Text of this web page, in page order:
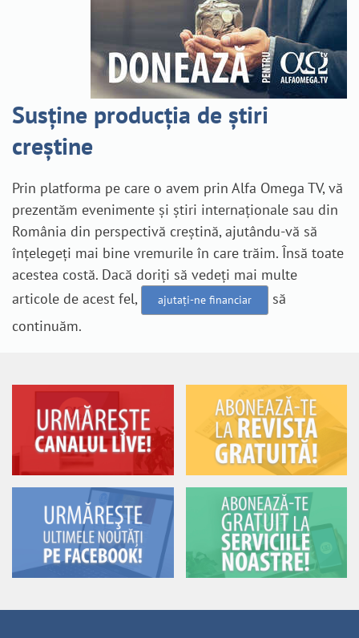
Susține producția de știri
creștine
Prin platforma pe care o avem prin Alfa Omega TV, vă
prezentăm evenimente și știri internaționale sau din
România din perspectivă creștină, ajutându-vă să
înțelegeți mai bine vremurile în care trăim. Însă toate
acestea costă. Dacă doriți să vedeți mai multe
articole de acest fel,
ajutați-ne financiar
să
continuăm.